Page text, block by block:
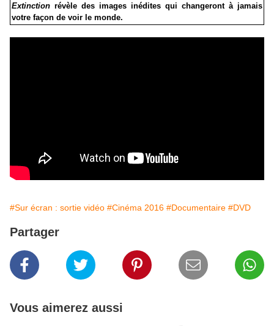
Extinctionrévèle des images inédites qui changeront à jamais
votre façon de voir le monde.
#Sur écran : sortie vidéo #Cinéma 2016 #Documentaire #DVD
Partager
Vous aimerez aussi